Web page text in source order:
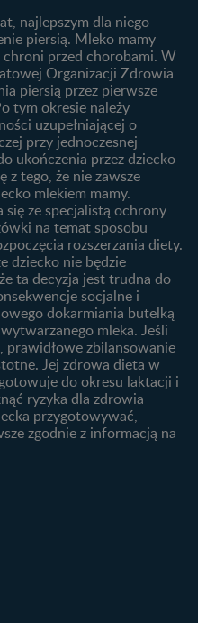
ciąży
ciąży
ciąży
dziecka
jak poprawić
mleko następne
dla dziecka?
rozszerzać dietę
najlepszym dla niego
piersią. Mleko mamy
przed chorobami. W
Organizacji Zdrowia
piersią przez pierwsze
tym okresie należy
uzupełniającej o
przy jednoczesnej
ukończenia przez dziecko
z tego, że nie zawsze
mlekiem mamy.
ze specjalistą ochrony
na temat sposobu
rozszerzania diety.
dziecko nie będzie
ta decyzja jest trudna do
socjalne i
dokarmiania butelką
mleka. Jeśli
prawidłowe zbilansowanie
Jej zdrowa dieta w
do okresu laktacji i
ryzyka dla zdrowia
przygotowywać,
zgodnie z informacją na